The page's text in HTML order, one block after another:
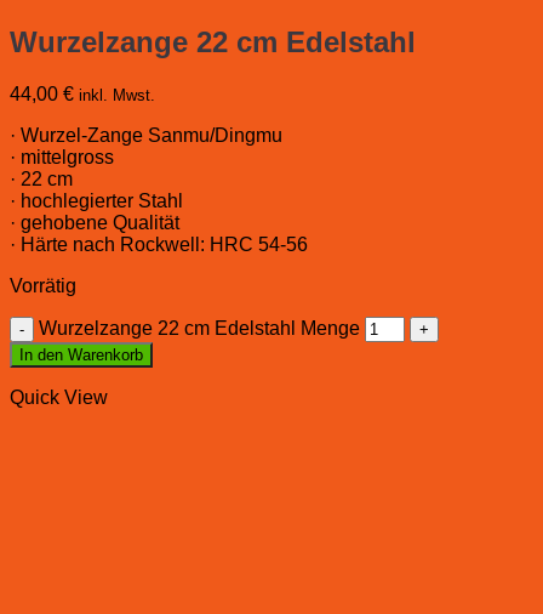
Wurzelzange 22 cm Edelstahl
44,00 € inkl. Mwst.
· Wurzel-Zange Sanmu/Dingmu
· mittelgross
· 22 cm
· hochlegierter Stahl
· gehobene Qualität
· Härte nach Rockwell: HRC 54-56
Vorrätig
Wurzelzange 22 cm Edelstahl Menge
In den Warenkorb
Quick View